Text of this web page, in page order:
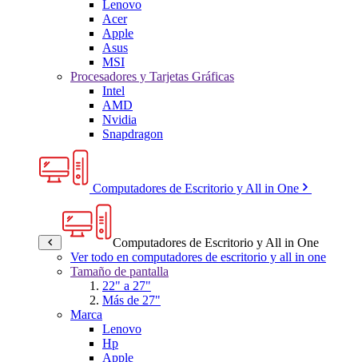
Lenovo
Acer
Apple
Asus
MSI
Procesadores y Tarjetas Gráficas
Intel
AMD
Nvidia
Snapdragon
Computadores de Escritorio y All in One
Computadores de Escritorio y All in One
Ver todo en computadores de escritorio y all in one
Tamaño de pantalla
22" a 27"
Más de 27"
Marca
Lenovo
Hp
Apple